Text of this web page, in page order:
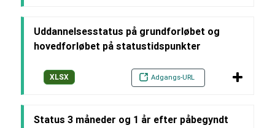
Uddannelsesstatus på grundforløbet og
hovedforløbet på statustidspunkter
XLSX Adgangs-URL
Status 3 måneder og 1 år efter påbegyndt